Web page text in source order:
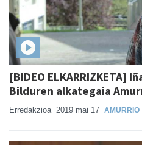
[BIDEO ELKARRIZKETA]
Bilduren alkategaia
Erredakzioa 2019 mai 17 AMURRIO